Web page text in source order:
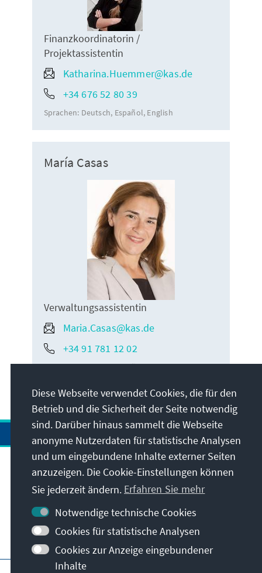
Finanzkoordinatorin /
Projektassistentin
Katharina.Huemmer@kas.de
+34 676 52 80 39
Sprachen: Deutsch Español English
María Casas
Verwaltungsassistentin
Maria.Casas@kas.de
+34 91 781 12 02
Sprachen:Deutsch Español English
Anschrift
Kontakt
Besuchen Sie auch
Diese Webseite verwendet Cookies, die für den
Betrieb und die Sicherheit der Seite notwendig
sind. Darüber hinaus sammelt die Webseite
anonyme Nutzerdaten für statistische Analysen
und um eingebundene Inhalte externer Seiten
anzuzeigen. Die Cookie-Einstellungen können
Sie jederzeit ändern. Erfahren Sie mehr
Notwendige technische Cookies
Cookies für statistische Analysen
Cookies zur Anzeige eingebundener
Inhalte